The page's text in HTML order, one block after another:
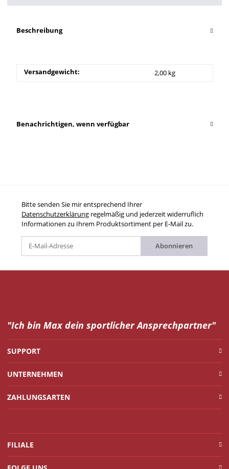
Beschreibung
Versandgewicht: 2,00 kg
Benachrichtigen, wenn verfügbar
Bitte senden Sie mir entsprechend Ihrer
Datenschutzerklärung regelmäßig und jederzeit widerruflich
Informationen zu Ihrem Produktsortiment per E-Mail zu.
Abonnieren
"Ich bin Max dein sportlicher Ansprechpartner"
SUPPORT
UNTERNEHMEN
ZAHLUNGSARTEN
FILIALE